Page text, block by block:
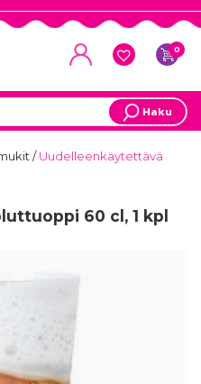
0
Haku
/Uudelleenkäytettävä
60 cl, 1 kpl